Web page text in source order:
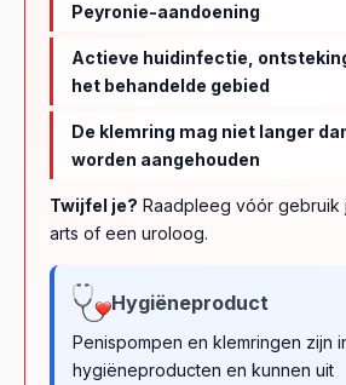
Peyronie-aandoening
Actieve huidinfectie,
het behandelde gebied
De klemring mag niet langer
worden aangehouden
Twijfel je? Raadpleeg vóór gebruik
arts of een uroloog.
Hygiëneproduct
Penispompen en klemringen zijn
hygiëneproducten en kunnen uit